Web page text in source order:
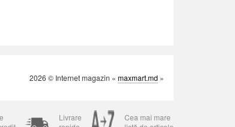
2026 © Internet magazin « maxmart.md »
Livrare
Cea mai mare